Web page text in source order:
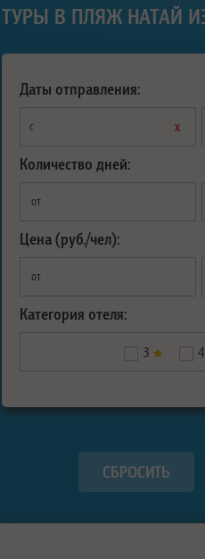
ТУРЫ В ПЛЯЖ НАТАЙ
Даты отправления:
с х
Количество дней:
от
Цена (руб./чел):
от
Категория отеля:
3 4